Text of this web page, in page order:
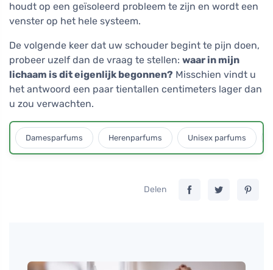
houdt op een geïsoleerd probleem te zijn en wordt een
venster op het hele systeem.
De volgende keer dat uw schouder begint te pijn doen,
probeer uzelf dan de vraag te stellen: waar in mijn
lichaam is dit eigenlijk begonnen? Misschien vindt u
het antwoord een paar tientallen centimeters lager dan
u zou verwachten.
Damesparfums Herenparfums Unisex parfums
Delen